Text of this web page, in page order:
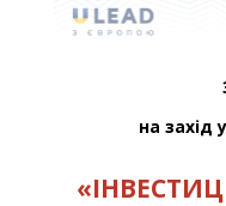
на захід